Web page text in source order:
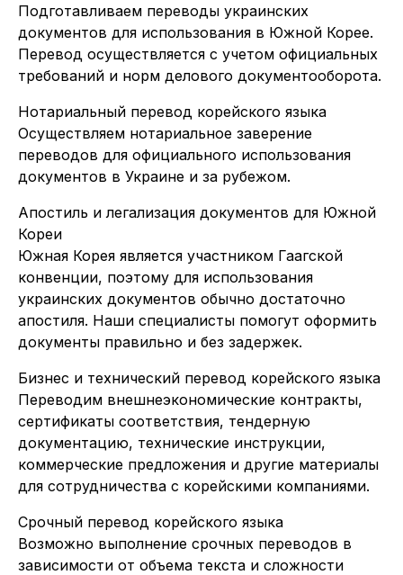
Подготавливаем переводы украинских
документов для использования в Южной Корее.
Перевод осуществляется с учетом официальных
требований и норм делового документооборота.
Нотариальный перевод корейского языка
Осуществляем нотариальное заверение
переводов для официального использования
документов в Украине и за рубежом.
Апостиль и легализация документов для Южной
Кореи
Южная Корея является участником Гаагской
конвенции, поэтому для использования
украинских документов обычно достаточно
апостиля. Наши специалисты помогут оформить
документы правильно и без задержек.
Бизнес и технический перевод корейского языка
Переводим внешнеэкономические контракты,
сертификаты соответствия, тендерную
документацию, технические инструкции,
коммерческие предложения и другие материалы
для сотрудничества с корейскими компаниями.
Срочный перевод корейского языка
Возможно выполнение срочных переводов в
зависимости от объема текста и сложности